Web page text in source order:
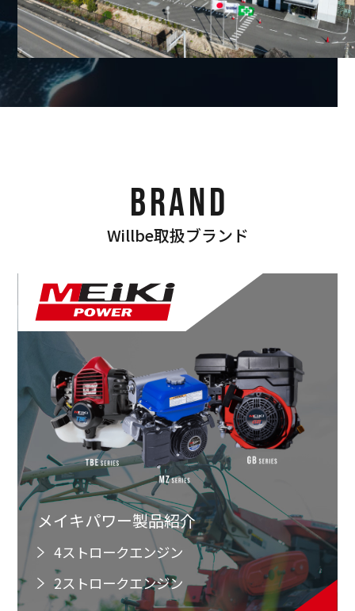
BRAND
Willbe取扱ブランド
メイキパワー製品紹介
4ストロークエンジン
2ストロークエンジン